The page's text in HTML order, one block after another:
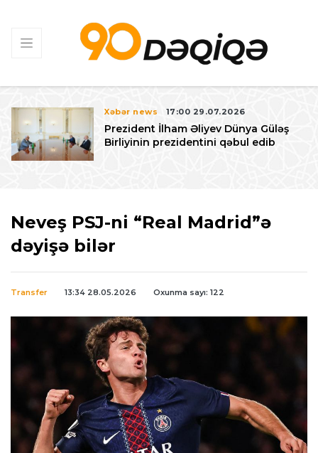
Xəbər news 17:00 29.07.2026
Prezident İlham Əliyev Dünya Güləş
Birliyinin prezidentini qəbul edib
Neveş PSJ-ni “Real Madrid”ə
dəyişə bilər
Transfer 13:34 28.05.2026 Oxunma sayı: 122